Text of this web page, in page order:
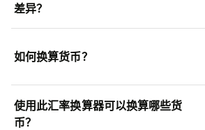
差异？
如何换算货币？
使用此汇率换算器可以换算哪些货
币？